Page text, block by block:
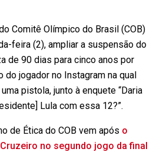
Comitê Olímpico do Brasil (COB)
feira (2), ampliar a suspensão do
de 90 dias para cinco anos por
do jogador no Instagram na qual
pistola, junto à enquete “Daria
Lula com essa 12?”.
de Ética do COB vem após o
no segundo jogo da final